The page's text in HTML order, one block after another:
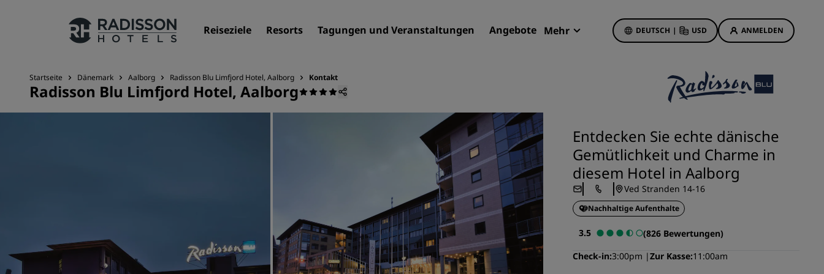
Reiseziele Resorts Tagungen und Veranstaltungen Angebote Mehr DEUTSCH | USD ANMELDEN
Unsere Marken
Reiseziele
Resorts
Serviced Apartments
Flughafenhotels
Neue und geplante Hotels
Tagungen und
Veranstaltungen
Entdecken Sie Radisson Meetings
Hotelangebote
Bonus für die erste Buchung
Deals of the Day
Im Voraus buchen
Unsere Angebote anzeigen
Reisevorschläge
Familienfreundliche Hotels
Startseite Dänemark Aalborg Radisson Blu Limfjord Hotel, Aalborg Kontakt
Radisson Blu Limfjord Hotel, Aalborg
Entdecken Sie echte dänische
Gemütlichkeit und Charme in
diesem Hotel in Aalborg
Ved Stranden 14-16
Nachhaltige Aufenthalte
3.5
(826 Bewertungen)
Check-in 3:00pm Zur Kasse 11:00am